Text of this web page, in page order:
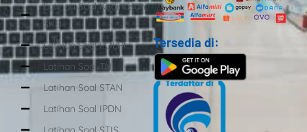
Latihan Soal Kedinasan
SKD
Latihan Soal POLRI
Latihan Soal TNI
Latihan Soal STAN
Latihan Soal IPDN
Tersedia di: